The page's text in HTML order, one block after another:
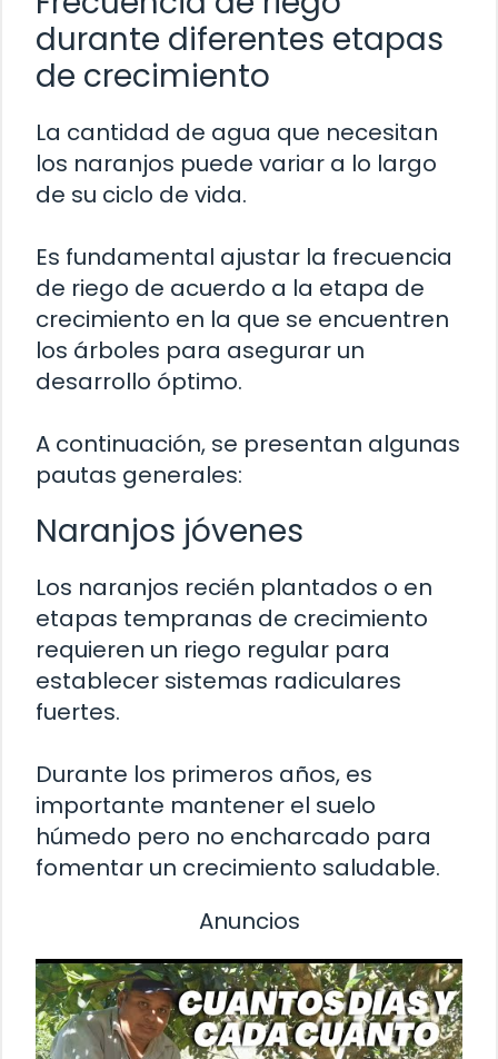
durante diferentes etapas
de crecimiento
La cantidad de agua que necesitan
los naranjos puede variar a lo largo
de su ciclo de vida.
Es fundamental ajustar la frecuencia
de riego de acuerdo a la etapa de
crecimiento en la que se encuentren
los árboles para asegurar un
desarrollo óptimo.
A continuación, se presentan algunas
pautas generales:
Naranjos jóvenes
Los naranjos recién plantados o en
etapas tempranas de crecimiento
requieren un riego regular para
establecer sistemas radiculares
fuertes.
Durante los primeros años, es
importante mantener el suelo
húmedo pero no encharcado para
fomentar un crecimiento saludable.
Anuncios